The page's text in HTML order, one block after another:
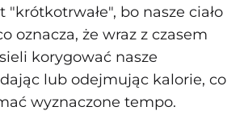
"krótkotrwałe", bo nasze ciało
oznacza, że wraz z czasem
korygować nasze
lub odejmując kalorie, co
wyznaczone tempo.